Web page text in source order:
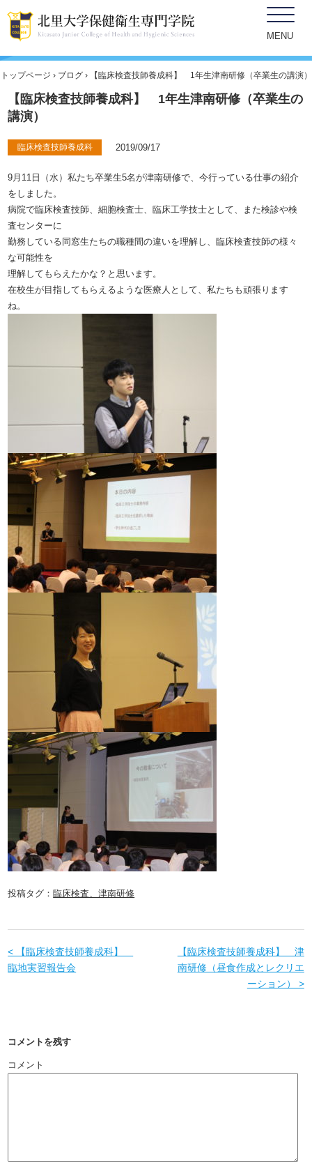
MENU
ブログ
トップページ › ブログ› 【臨床検査技師養成科】 1年生津南研修（卒業生の講演）
【臨床検査技師養成科】 1年生津南研修（卒業生の
講演）
臨床検査技師養成科 2019/09/17
9月11日（水）私たち卒業生5名が津南研修で、今行っている仕事の紹介
をしました。
病院で臨床検査技師、細胞検査士、臨床工学技士として、また検診や検
査センターに
勤務している同窓生たちの職種間の違いを理解し、臨床検査技師の様々
な可能性を
理解してもらえたかな？と思います。
在校生が目指してもらえるような医療人として、私たちも頑張ります
ね。
投稿タグ：臨床検査、津南研修
< 【臨床検査技師養成科】
臨地実習報告会
【臨床検査技師養成科】 津
南研修（昼食作成とレクリエ
ーション） >
コメントを残す
コメント